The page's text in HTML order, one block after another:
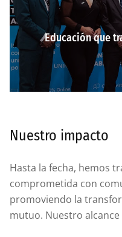
Educación que
Nuestro impacto
Hasta la fecha, hemos
comprometida con
promoviendo la
mutuo. Nuestro alcance